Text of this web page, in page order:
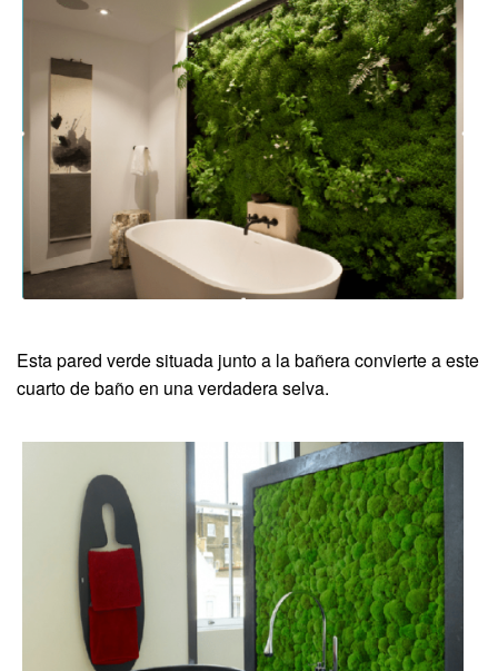
Esta pared verde situada junto a la bañera convierte a este
cuarto de baño en una verdadera selva.